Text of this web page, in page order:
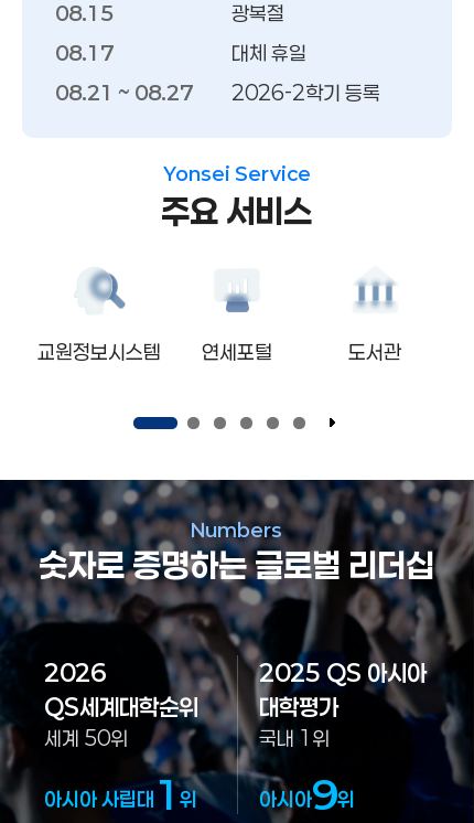
08.15
광복절
08.17
대체 휴일
08.21 ~ 08.27
2026-2학기 등록
Yonsei Service
주요 서비스
교원정보시스템 연세포털 도서관
Numbers
숫자로 증명하는 글로벌 리더십
2026
QS세계대학순위
세계 50위
아시아 사립대 1위
2025 QS 아시아
대학평가
국내 1위
아시아9위